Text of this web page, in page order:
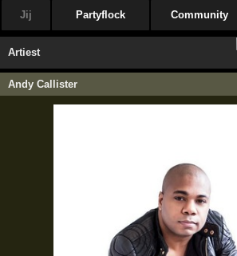
Jij Partyflock Community
Artiest
Andy Callister